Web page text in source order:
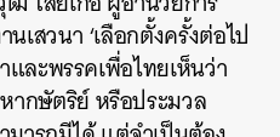
เสวนา ‘เลือกตั้งครั้งต่อไป
และพรรคเพื่อไทยเห็นว่า
กษัตริย์ หรือประมวล